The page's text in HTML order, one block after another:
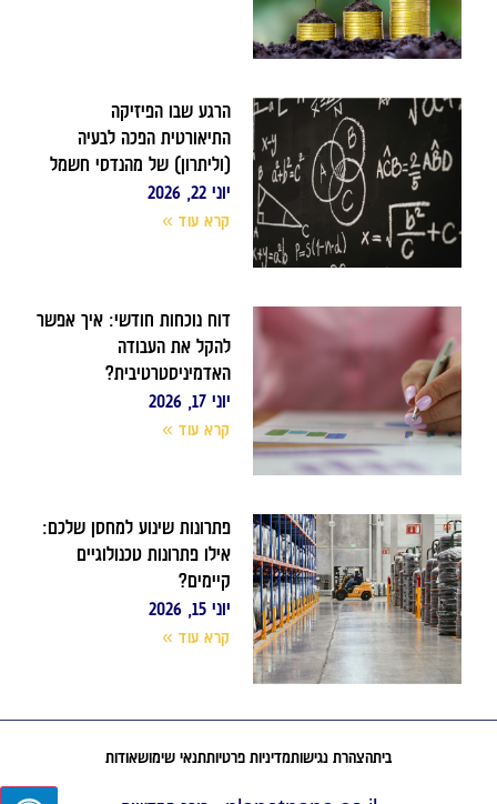
הרגע שבו הפיזיקה
התיאורטית הפכה לבעיה
(וליתרון) של מהנדסי חשמל
יוני 22, 2026
קרא עוד »
דוח נוכחות חודשי: איך אפשר
להקל את העבודה
האדמיניסטרטיבית?
יוני 17, 2026
קרא עוד »
פתרונות שינוע למחסן שלכם:
אילו פתרונות טכנולוגיים
קיימים?
יוני 15, 2026
קרא עוד »
ביתהצהרת נגישותמדיניות פרטיותתנאי שימושאודות